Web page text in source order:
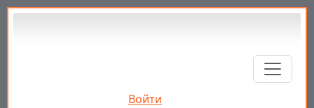
Перейти к основному содержанию
Войти